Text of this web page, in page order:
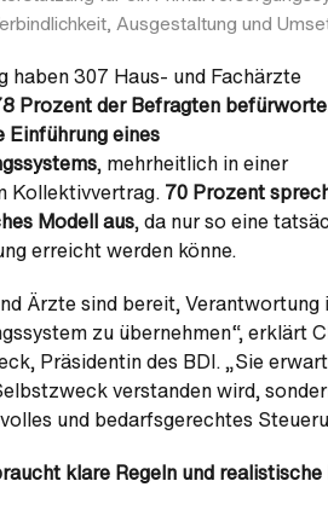
Ausgestaltung und
haben 307 Haus- und Fachärzte
Prozent der Befragten
Einführung eines
, mehrheitlich in einer
Kollektivvertrag. 70 Prozent
Modell aus, da nur so eine
erreicht werden könne.
Ärzte sind bereit, Verantwortung
zu übernehmen“, erklärt
Präsidentin des BDI. „Sie
verstanden wird,
und bedarfsgerechtes
klare Regeln und realistische